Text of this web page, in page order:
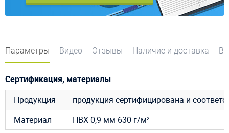
Параметры Видео Отзывы Наличие и доставка
Сертификация, материалы
Продукция
продукция сертифицирована и
Материал
ПВХ0,9 мм 630 г/м²